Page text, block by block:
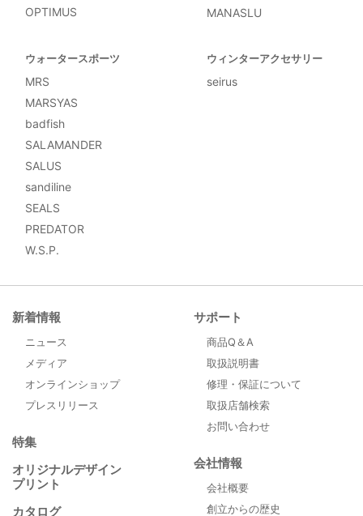
新着情報
ニュース
メディア
オンラインショップ
プレスリリース
特集
オリジナルデザイン
プリント
カタログ
サポート
商品Q＆A
取扱説明書
修理・保証について
取扱店舗検索
お問い合わせ
会社情報
会社概要
創立からの歴史
OPTIMUS
MANASLU
ウォータースポーツ
MRS
MARSYAS
badfish
SALAMANDER
SALUS
sandiline
SEALS
PREDATOR
W.S.P.
ウィンターアクセサリー
seirus